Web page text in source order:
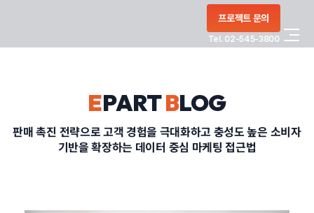
프로젝트 문의
Tel. 02-545-3800
PORTFOLIO
EPARTBLOG
판매 촉진 전략으로 고객 경험을 극대화하고 충성도 높은 소비자
기반을 확장하는 데이터 중심 마케팅 접근법